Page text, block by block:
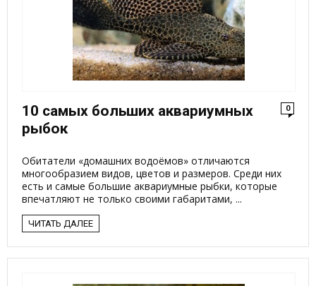
10 самых больших аквариумных
рыбок
0
Обитатели «домашних водоёмов» отличаются
многообразием видов, цветов и размеров. Среди них
есть и самые большие аквариумные рыбки, которые
впечатляют не только своими габаритами, ...
ЧИТАТЬ ДАЛЕЕ